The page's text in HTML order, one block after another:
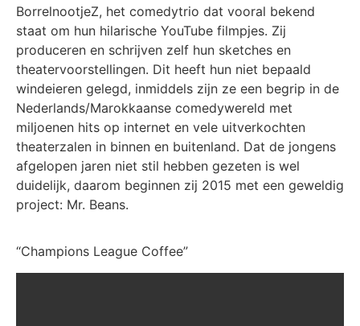
BorrelnootjeZ, het comedytrio dat vooral bekend
staat om hun hilarische YouTube filmpjes. Zij
produceren en schrijven zelf hun sketches en
theatervoorstellingen. Dit heeft hun niet bepaald
windeieren gelegd, inmiddels zijn ze een begrip in de
Nederlands/Marokkaanse comedywereld met
miljoenen hits op internet en vele uitverkochten
theaterzalen in binnen en buitenland. Dat de jongens
afgelopen jaren niet stil hebben gezeten is wel
duidelijk, daarom beginnen zij 2015 met een geweldig
project: Mr. Beans.
“Champions League Coffee”